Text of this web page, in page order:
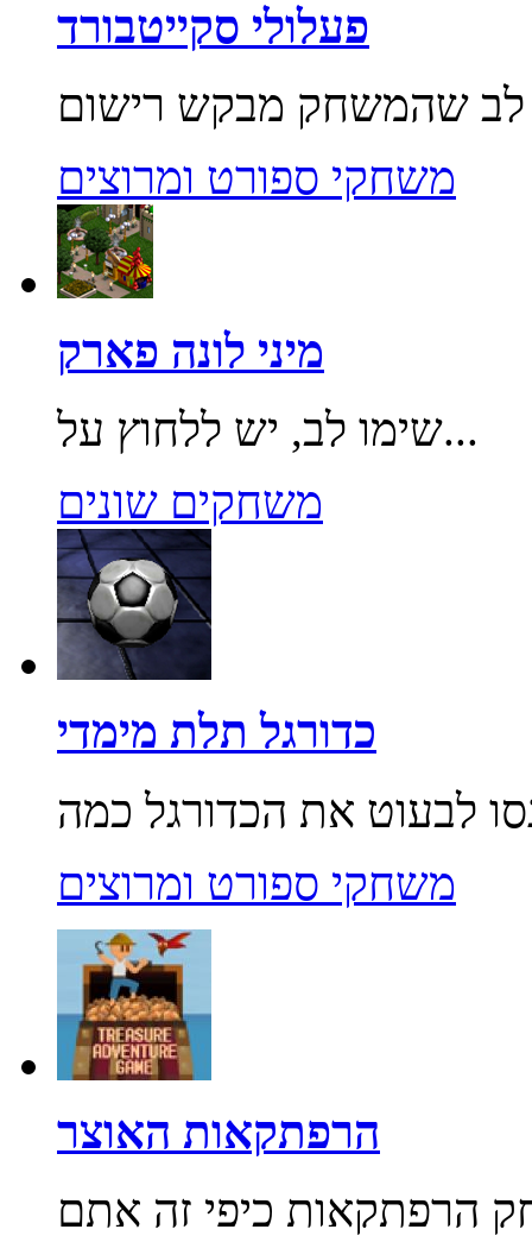
פעלולי סקייטבורד
משחקי ספורט ומרוצים
מיני לונה פארק
שימו לב, יש ללחוץ על...
משחקים שונים
כדורגל תלת מימדי
משחקי ספורט ומרוצים
הרפתקאות האוצר